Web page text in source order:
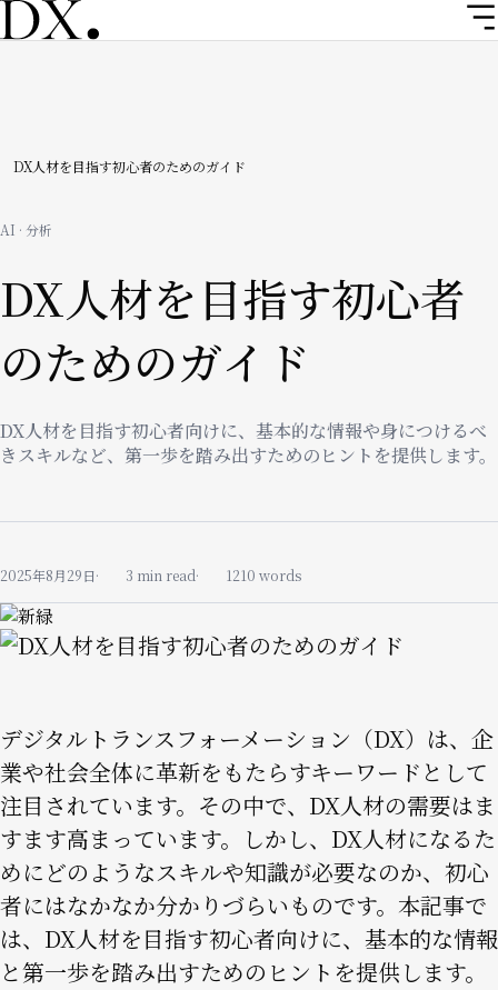
メ
イ
ン
移
パ
ン
ず
DX人材を目指す初心者のためのガイド
AI · 分析
DX人材を目指す初心者
のためのガイド
DX人材を目指す初心者向けに、基本的な情報や身につけるべ
きスキルなど、第一歩を踏み出すためのヒントを提供します。
2025年8月29日 3 min read 1210 words
Image
Image
デジタルトランスフォーメーション（DX）は、企
業や社会全体に革新をもたらすキーワードとして
注目されています。その中で、DX人材の需要はま
すます高まっています。しかし、DX人材になるた
めにどのようなスキルや知識が必要なのか、初心
者にはなかなか分かりづらいものです。本記事で
は、DX人材を目指す初心者向けに、基本的な情報
と第一歩を踏み出すためのヒントを提供します。